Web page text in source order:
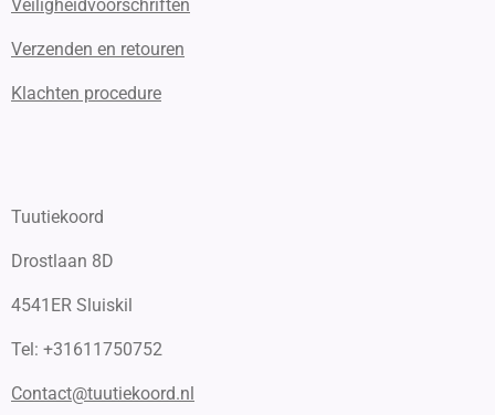
Veiligheidvoorschriften
Verzenden en retouren
Klachten procedure
Tuutiekoord
Drostlaan 8D
4541ER Sluiskil
Tel: +31611750752
Contact@tuutiekoord.nl